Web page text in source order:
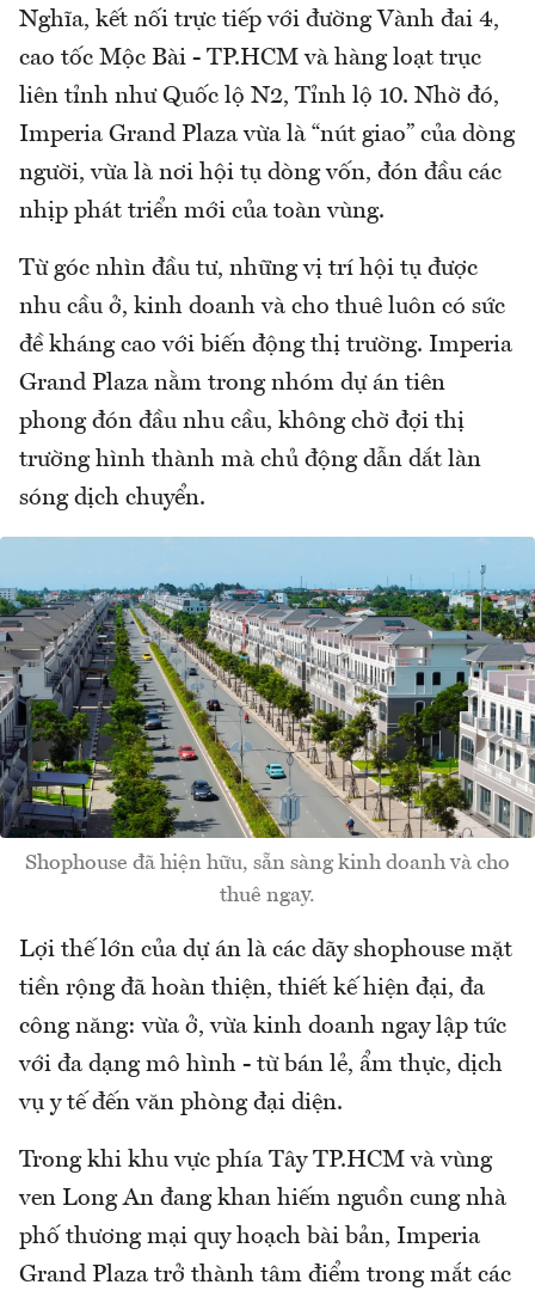
Nghĩa, kết nối trực tiếp với đường Vành đai 4,
cao tốc Mộc Bài - TP.HCM và hàng loạt trục
liên tỉnh như Quốc lộ N2, Tỉnh lộ 10. Nhờ đó,
Imperia Grand Plaza vừa là “nút giao” của dòng
người, vừa là nơi hội tụ dòng vốn, đón đầu các
nhịp phát triển mới của toàn vùng.
Từ góc nhìn đầu tư, những vị trí hội tụ được
nhu cầu ở, kinh doanh và cho thuê luôn có sức
đề kháng cao với biến động thị trường. Imperia
Grand Plaza nằm trong nhóm dự án tiên
phong đón đầu nhu cầu, không chờ đợi thị
trường hình thành mà chủ động dẫn dắt làn
sóng dịch chuyển.
Shophouse đã hiện hữu, sẵn sàng kinh doanh và cho
thuê ngay.
Lợi thế lớn của dự án là các dãy shophouse mặt
tiền rộng đã hoàn thiện, thiết kế hiện đại, đa
công năng: vừa ở, vừa kinh doanh ngay lập tức
với đa dạng mô hình - từ bán lẻ, ẩm thực, dịch
vụ y tế đến văn phòng đại diện.
Trong khi khu vực phía Tây TP.HCM và vùng
ven Long An đang khan hiếm nguồn cung nhà
phố thương mại quy hoạch bài bản, Imperia
Grand Plaza trở thành tâm điểm trong mắt các